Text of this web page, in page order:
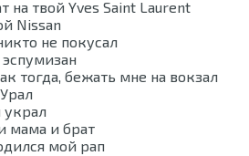
на твой Yves Saint Laurent
Nissan
не покусал
эспумизан
тогда, бежать мне на вокзал
украл
мама и брат
мой рап